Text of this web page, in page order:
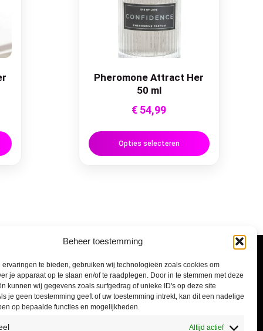
Beheer toestemming
ervaringen te bieden, gebruiken wij technologieën zoals cookies om
je apparaat op te slaan en/of te raadplegen. Door in te stemmen met deze
kunnen wij gegevens zoals surfgedrag of unieke ID's op deze site
je geen toestemming geeft of uw toestemming intrekt, kan dit een nadelige
op bepaalde functies en mogelijkheden.
Altijd actief
Pheromone Attract Her
50 ml
€ 54,99
Opties selecteren
Informatie
Algemene voorwaarden
Privacyverklaring